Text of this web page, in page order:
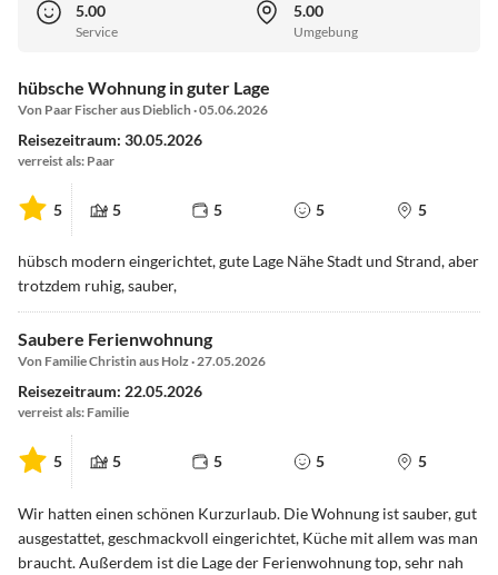
5.00
Service
5.00
Umgebung
hübsche Wohnung in guter Lage
Von Paar Fischer aus Dieblich · 05.06.2026
Reisezeitraum: 30.05.2026
verreist als: Paar
5 5 5 5 5
hübsch modern eingerichtet, gute Lage Nähe Stadt und Strand, aber
trotzdem ruhig, sauber,
Saubere Ferienwohnung
Von Familie Christin aus Holz · 27.05.2026
Reisezeitraum: 22.05.2026
verreist als: Familie
5 5 5 5 5
Wir hatten einen schönen Kurzurlaub. Die Wohnung ist sauber, gut
ausgestattet, geschmackvoll eingerichtet, Küche mit allem was man
braucht. Außerdem ist die Lage der Ferienwohnung top, sehr nah